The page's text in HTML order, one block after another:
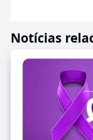
Notícias